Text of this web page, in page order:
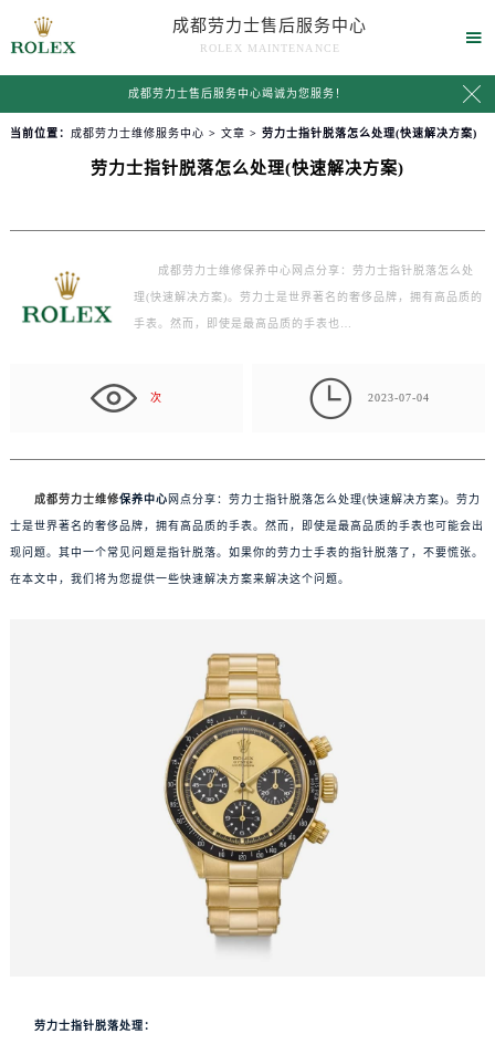
成都劳力士售后服务中心
ROLEX MAINTENANCE

成都劳力士售后服务中心竭诚为您服务！ 
当前位置： 成都劳力士维修服务中心 > 文章 > 劳力士指针脱落怎么处理(快速解决方案)
劳力士指针脱落怎么处理(快速解决方案)
成都劳力士维修保养中心网点分享：劳力士指针脱落怎么处
理(快速解决方案)。劳力士是世界著名的奢侈品牌，拥有高品质的
手表。然而，即使是最高品质的手表也…
次  2023-07-04
成都劳力士维修保养中心 网点分享：劳力士指针脱落怎么处理(快速解决方案)。劳力
士是世界著名的奢侈品牌，拥有高品质的手表。然而，即使是最高品质的手表也可能会出
现问题。其中一个常见问题是指针脱落。如果你的劳力士手表的指针脱落了，不要慌张。
在本文中，我们将为您提供一些快速解决方案来解决这个问题。
劳力士指针脱落处理：